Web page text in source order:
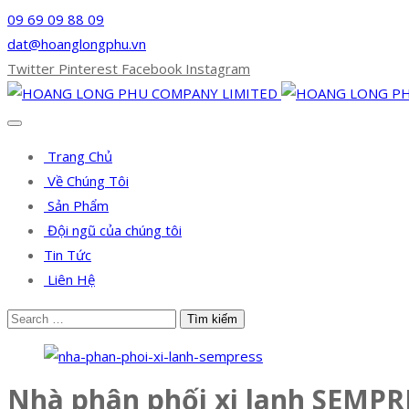
09 69 09 88 09
dat@hoanglongphu.vn
Twitter Pinterest Facebook Instagram
Trang Chủ
Về Chúng Tôi
Sản Phẩm
Đội ngũ của chúng tôi
Tin Tức
Liên Hệ
Nhà phân phối xi lanh